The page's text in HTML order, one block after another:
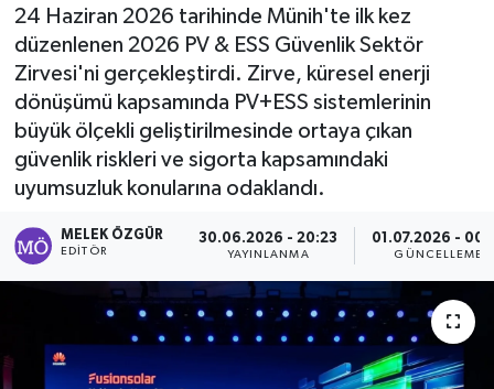
24 Haziran 2026 tarihinde Münih'te ilk kez
düzenlenen 2026 PV & ESS Güvenlik Sektör
Zirvesi'ni gerçekleştirdi. Zirve, küresel enerji
dönüşümü kapsamında PV+ESS sistemlerinin
büyük ölçekli geliştirilmesinde ortaya çıkan
güvenlik riskleri ve sigorta kapsamındaki
uyumsuzluk konularına odaklandı.
MELEK ÖZGÜR
EDITÖR
30.06.2026 - 20:23
YAYINLANMA
01.07.2026 -
GÜNCELLEME
Spor
Tarih - Kültür - Sanat - Turizm
Yaşam